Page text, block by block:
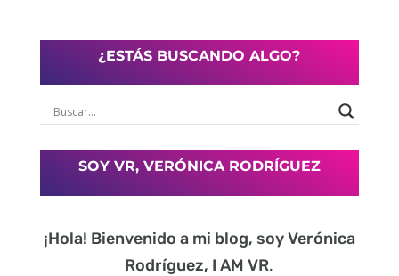
¿ESTÁS BUSCANDO ALGO?
SOY VR, VERÓNICA RODRÍGUEZ
¡Hola! Bienvenido a mi blog, soy Verónica
Rodríguez, I AM VR.